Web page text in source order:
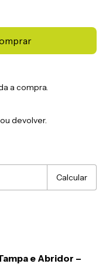
a compra.
devolver.
Calcular
e Abridor –